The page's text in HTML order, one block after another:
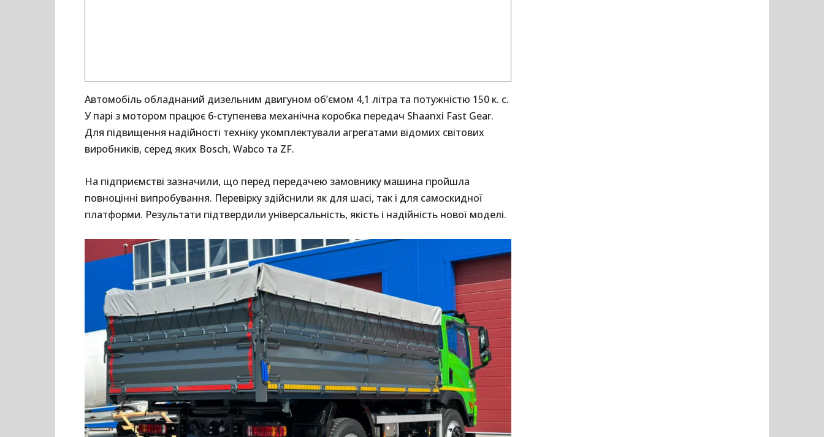
Автомобіль обладнаний дизельним двигуном об’ємом 4,1 літра та потужністю 150 к. с.
У парі з мотором працює 6-ступенева механічна коробка передач Shaanxi Fast Gear.
Для підвищення надійності техніку укомплектували агрегатами відомих світових
виробників, серед яких Bosch, Wabco та ZF.
На підприємстві зазначили, що перед передачею замовнику машина пройшла
повноцінні випробування. Перевірку здійснили як для шасі, так і для самоскидної
платформи. Результати підтвердили універсальність, якість і надійність нової моделі.